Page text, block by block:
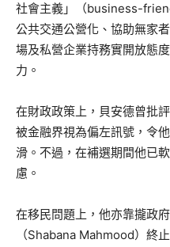
社會主義」（business-
公共交通公營化、協助無家
場及私營企業持務實開放態
力。
在財政政策上，貝安德曾批
被金融界視為偏左訊號，令
滑。不過，在補選期間他已
慮。
在移民問題上，他亦靠攏政
（Shabana Mahmood）終